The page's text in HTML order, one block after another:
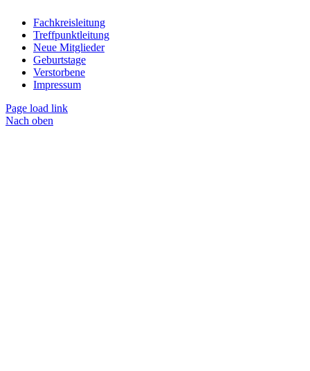
Fachkreisleitung
Treffpunktleitung
Neue Mitglieder
Geburtstage
Verstorbene
Impressum
Page load link
Nach oben